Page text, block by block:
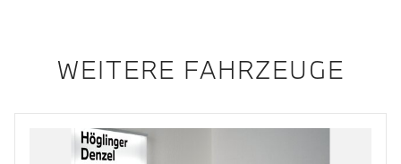
WEITERE FAHRZEUGE